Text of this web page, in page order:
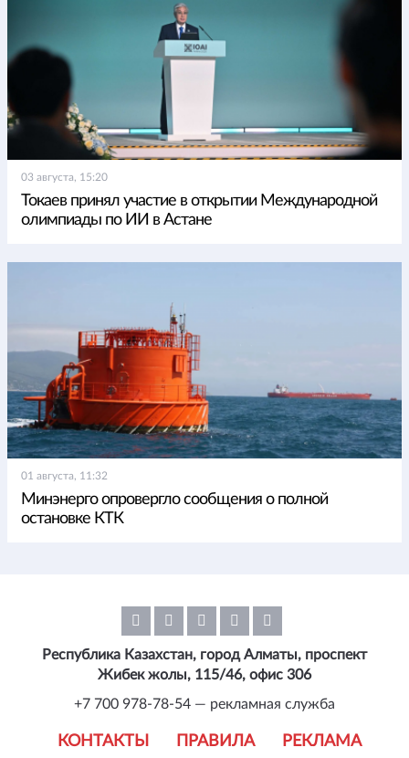
03 августа, 15:20
Токаев принял участие в открытии Международной
олимпиады по ИИ в Астане
01 августа, 11:32
Минэнерго опровергло сообщения о полной
остановке КТК
КОНТАКТЫ ПРАВИЛА РЕКЛАМА
Республика Казахстан, город Алматы, проспект
Жибек жолы, 115/46, офис 306
+7 700 978-78-54 — рекламная служба